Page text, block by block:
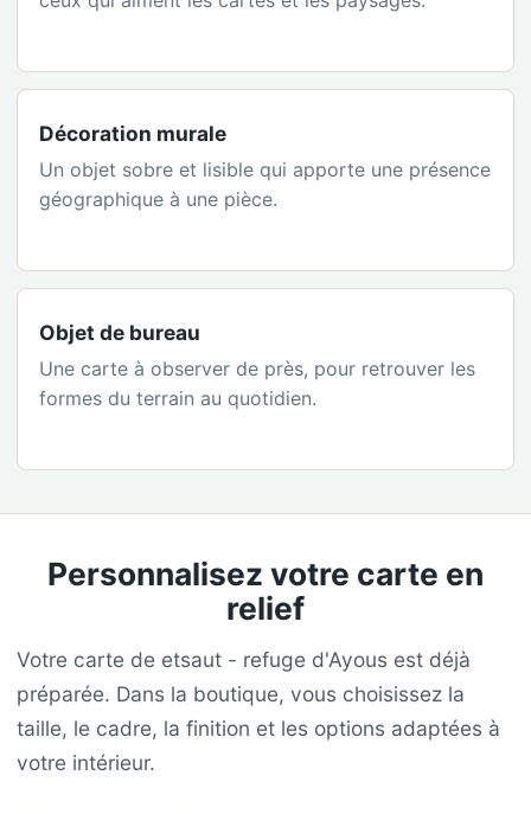
Décoration murale
Un objet sobre et lisible qui apporte une présence
géographique à une pièce.
Objet de bureau
Une carte à observer de près, pour retrouver les
formes du terrain au quotidien.
Personnalisez votre carte en
relief
Votre carte de etsaut - refuge d'Ayous est déjà
préparée. Dans la boutique, vous choisissez la
taille, le cadre, la finition et les options adaptées à
votre intérieur.